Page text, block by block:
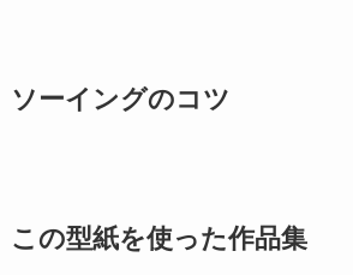
ソーイングのコツ
この型紙を使った作品集